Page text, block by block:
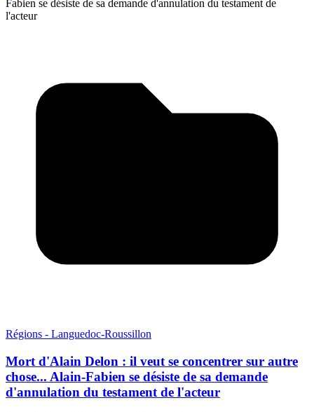
Régions - Languedoc-Roussillon
Mort d'Alain Delon : il veut se concentrer sur autre
chose... Alain-Fabien se désiste de sa demande
d'annulation du testament de l'acteur